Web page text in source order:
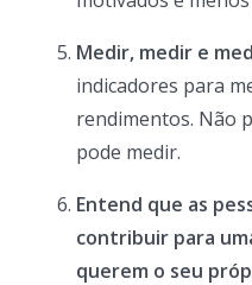
Medir, medir e
indicadores para
rendimentos. Não
pode medir.
Entend que as
contribuir para
querem o seu